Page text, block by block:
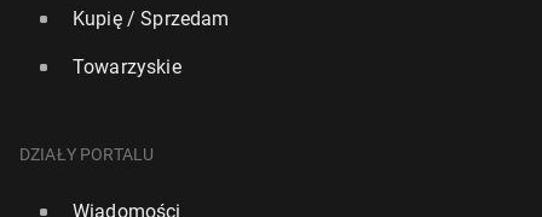
Kupię / Sprzedam
Towarzyskie
DZIAŁY PORTALU
Wiadomości